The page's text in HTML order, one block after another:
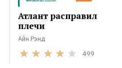
Атлант расправил
плечи
Айн Рэнд
499